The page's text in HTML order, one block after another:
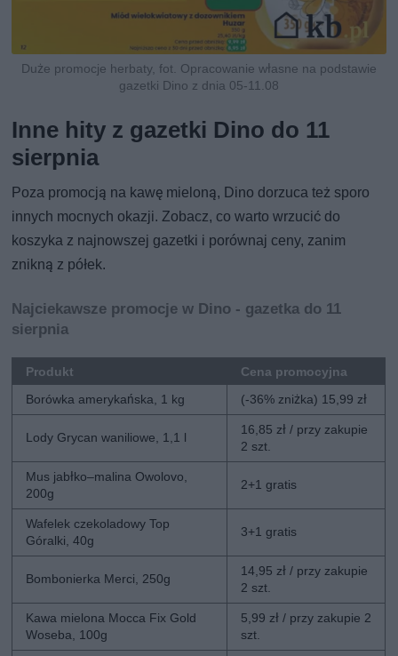
Duże promocje herbaty, fot. Opracowanie własne na podstawie
gazetki Dino z dnia 05-11.08
Inne hity z gazetki Dino do 11
sierpnia
Poza promocją na kawę mieloną, Dino dorzuca też sporo
innych mocnych okazji. Zobacz, co warto wrzucić do
koszyka z najnowszej gazetki i porównaj ceny, zanim
znikną z półek.
Najciekawsze promocje w Dino - gazetka do 11
sierpnia
Produkt
Cena promocyjna
Borówka amerykańska, 1 kg
(-36% zniżka) 15,99 zł
Lody Grycan waniliowe, 1,1 l
16,85 zł / przy zakupie
2 szt.
Mus jabłko–malina Owolovo,
200g
2+1 gratis
Wafelek czekoladowy Top
Góralki, 40g
3+1 gratis
Bombonierka Merci, 250g
14,95 zł / przy zakupie
2 szt.
Kawa mielona Mocca Fix Gold
Woseba, 100g
5,99 zł / przy zakupie 2
szt.